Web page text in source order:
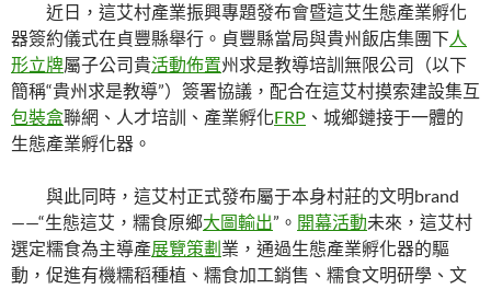
近日，這艾村產業振興專題發布會暨這艾生態產業孵化
器簽約儀式在貞豐縣舉行。貞豐縣當局與貴州飯店集團下人
形立牌屬子公司貴活動佈置州求是教導培訓無限公司（以下
簡稱“貴州求是教導”）簽署協議，配合在這艾村摸索建設集互
包裝盒聯網、人才培訓、產業孵化FRP 、城鄉鏈接于一體的
生態產業孵化器。
與此同時，這艾村正式發布屬于本身村莊的文明brand
——“生態這艾，糯食原鄉大圖輸出”。 開幕活動未來，這艾村
選定糯食為主導產展覽策劃業，通過生態產業孵化器的驅
動，促進有機糯稻種植、糯食加工銷售、糯食文明研學、文